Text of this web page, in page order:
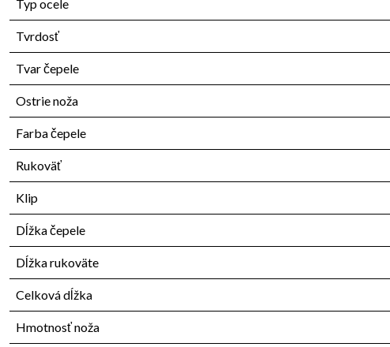
Typ ocele
Tvrdosť
Tvar čepele
Ostrie noža
Farba čepele
Rukoväť
Klip
Dĺžka čepele
Dĺžka rukoväte
Celková dĺžka
Hmotnosť noža